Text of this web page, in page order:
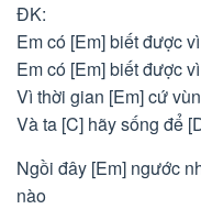
ĐK:
Em có [Em] biết được
Em có [Em] biết được
Vì thời gian [Em] cứ
Và ta [C] hãy sống để
Ngồi đây [Em] ngước
nào